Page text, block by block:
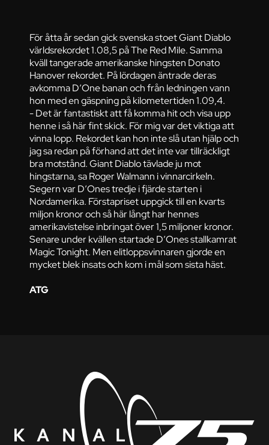
För åtta år sedan gick svenska stoet Giant Diablo
världsrekordet 1.08,5 på The Red Mile. Samma
kväll tangerade amerikanske hingsten Donato
Hanover rekordet. På lördagen äntrade deras
avkomma D’One banan och från ledningen vann
hon med en gäspning på kilometertiden 1.09,4.
- Det är fantastiskt att få komma hit och visa upp
henne i så här fint skick. För mig var det viktiga att
vinna lopp. Rekordet kan hon inte slå utan hjälp och
jag sa redan på förhand att det inte var tillräckligt
bra motstånd. Giant Diablo tävlade ju mot
hingstarna, sa Roger Walmann i vinnarcirkeln.
Segern var D’Ones tredje i fjärde starten i
Nordamerika. Förstapriset uppgick till en kvarts
miljon kronor och så här långt har hennes
amerikavistelse inbringat över 1,5 miljoner kronor.
Senare under kvällen startade D’Ones stallkamrat
Magic Tonight. Men elitloppsvinnaren gjorde en
mycket blek insats och kom i mål som sista häst.
ATG